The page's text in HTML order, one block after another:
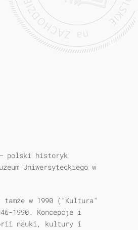
– polski historyk
Uniwersyteckiego w
w 1990 ("Kultura"
1990. Koncepcje i
nauki, kultury i